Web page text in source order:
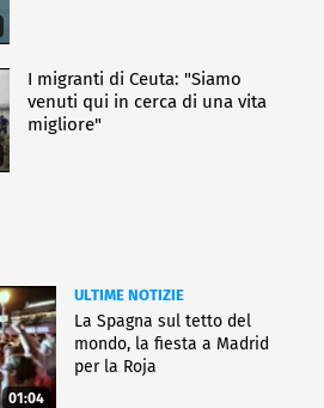
I migranti di Ceuta: "Siamo
venuti qui in cerca di una vita
migliore"
01:04
ULTIME NOTIZIE
La Spagna sul tetto del
mondo, la fiesta a Madrid
per la Roja